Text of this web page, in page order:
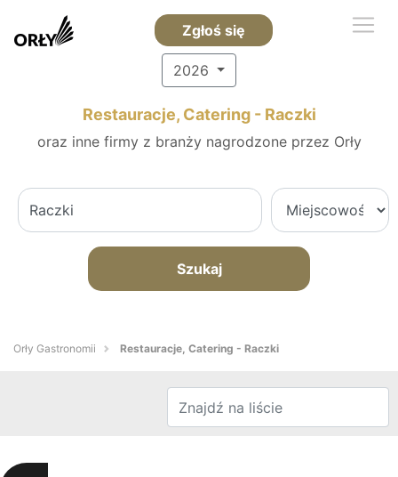
Zgłoś się
2026
Restauracje, Catering - Raczki
oraz inne firmy z branży nagrodzone przez Orły
Szukaj
Orły Gastronomii Restauracje, Catering - Raczki